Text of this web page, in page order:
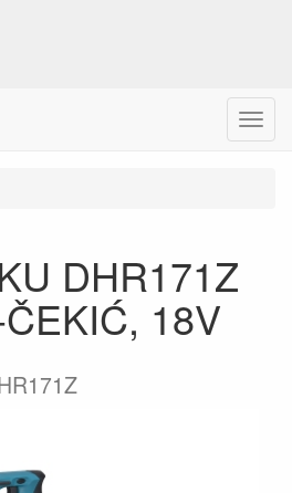
Menu
DHR171Z
18V